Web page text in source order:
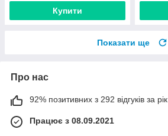
Купити
Показати ще
Про нас
92% позитивних з 292 відгуків за рік
Працює з 08.09.2021